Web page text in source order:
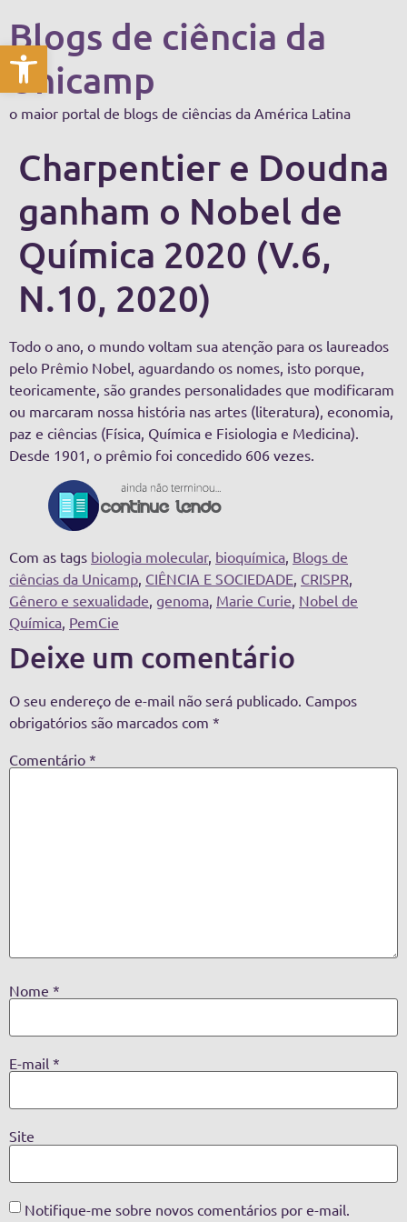
Abrir a barra de ferramentas
Blogs de ciência da
Unicamp
o maior portal de blogs de ciências da América Latina
Charpentier e Doudna
ganham o Nobel de
Química 2020 (V.6,
N.10, 2020)
Todo o ano, o mundo voltam sua atenção para os laureados
pelo Prêmio Nobel, aguardando os nomes, isto porque,
teoricamente, são grandes personalidades que modificaram
ou marcaram nossa história nas artes (literatura), economia,
paz e ciências (Física, Química e Fisiologia e Medicina).
Desde 1901, o prêmio foi concedido 606 vezes.
Com as tags biologia molecular, bioquímica, Blogs de
ciências da Unicamp, CIÊNCIA E SOCIEDADE, CRISPR,
Gênero e sexualidade, genoma, Marie Curie, Nobel de
Química, PemCie
Deixe um comentário
O seu endereço de e-mail não será publicado. Campos
obrigatórios são marcados com *
Comentário *
Nome *
E-mail *
Site
Notifique-me sobre novos comentários por e-mail.